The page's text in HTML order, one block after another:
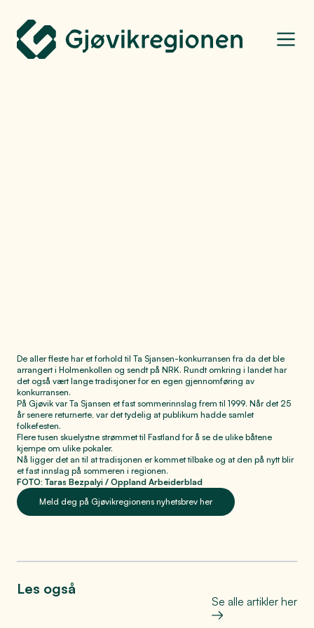
Gjøvikregionen Utvikling
De aller fleste har et forhold til Ta Sjansen-konkurransen fra da det ble
arrangert i Holmenkollen og sendt på NRK. Rundt omkring i landet har
det også vært lange tradisjoner for en egen gjennomføring av
konkurransen.
På Gjøvik var Ta Sjansen et fast sommerinnslag frem til 1999. Når det 25
år senere returnerte, var det tydelig at publikum hadde samlet
folkefesten.
Flere tusen skuelystne strømmet til Fastland for å se de ulike båtene
kjempe om ulike pokaler.
Nå ligger det an til at tradisjonen er kommet tilbake og at den på nytt blir
et fast innslag på sommeren i regionen.
FOTO: Taras Bezpalyi / Oppland Arbeiderblad
Meld deg på Gjøvikregionens nyhetsbrev her
Les også
Se alle artikler her